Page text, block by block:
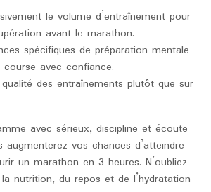
le volume d’entraînement pour
avant le marathon.
spécifiques de préparation mentale
avec confiance.
des entraînements plutôt que sur
avec sérieux, discipline et écoute
vos chances d’atteindre
un marathon en 3 heures. N’oubliez
nutrition, du repos et de l’hydratation